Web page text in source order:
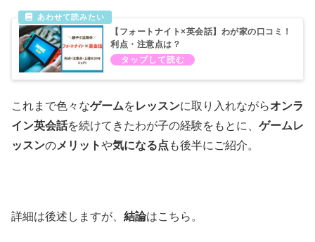
【フォートナイト×英会話】わが家の口コミ！
利点・注意点は？
これまで色々なゲームをレッスンに取り入れながらオンラ
イン英会話を続けてきたわが子の経験をもとに、 ゲームレ
ッスンのメリットや気になる点 も後半にご紹介。
詳細は後述しますが、 結論はこちら。